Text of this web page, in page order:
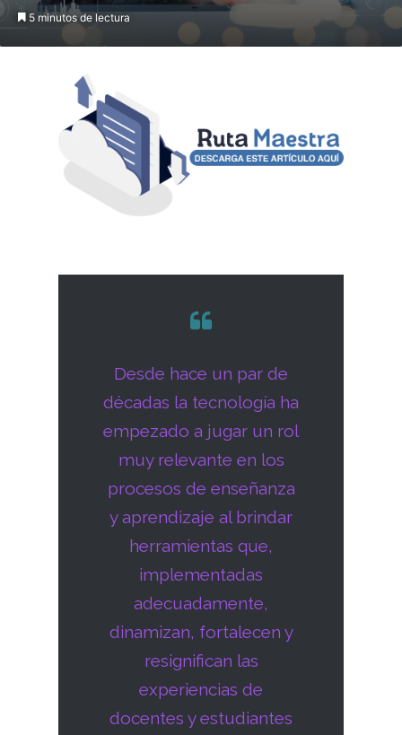
5 minutos de lectura
Desde hace un par de
décadas la tecnología ha
empezado a jugar un rol
muy relevante en los
procesos de enseñanza
y aprendizaje al brindar
herramientas que,
implementadas
adecuadamente,
dinamizan, fortalecen y
resignifican las
experiencias de
docentes y estudiantes